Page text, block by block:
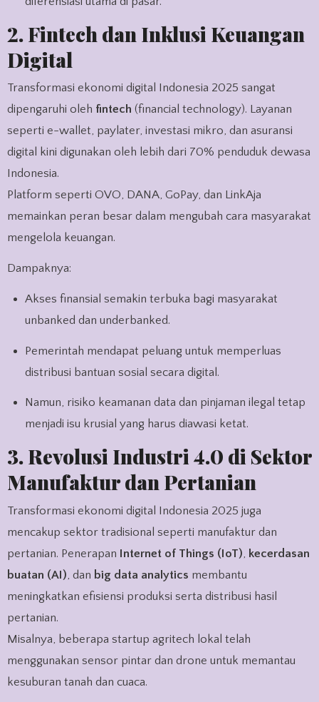
2. Fintech dan Inklusi Keuangan
Digital
Transformasi ekonomi digital Indonesia 2025 sangat
dipengaruhi oleh fintech (financial technology). Layanan
seperti e-wallet, paylater, investasi mikro, dan asuransi
digital kini digunakan oleh lebih dari 70% penduduk dewasa
Indonesia.
Platform seperti OVO, DANA, GoPay, dan LinkAja
memainkan peran besar dalam mengubah cara masyarakat
mengelola keuangan.
Dampaknya:
Akses finansial semakin terbuka bagi masyarakat
unbanked dan underbanked.
Pemerintah mendapat peluang untuk memperluas
distribusi bantuan sosial secara digital.
Namun, risiko keamanan data dan pinjaman ilegal tetap
menjadi isu krusial yang harus diawasi ketat.
3. Revolusi Industri 4.0 di Sektor
Manufaktur dan Pertanian
Transformasi ekonomi digital Indonesia 2025 juga
mencakup sektor tradisional seperti manufaktur dan
pertanian. Penerapan Internet of Things (IoT), kecerdasan
buatan (AI), dan big data analytics membantu
meningkatkan efisiensi produksi serta distribusi hasil
pertanian.
Misalnya, beberapa startup agritech lokal telah
menggunakan sensor pintar dan drone untuk memantau
kesuburan tanah dan cuaca.